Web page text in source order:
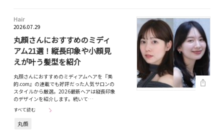
Hair
2026.07.29
丸顔さんにおすすめのミディ
アム21選！縦長印象や小顔見
えが叶う髪型を紹介
丸顔さんにおすすめのミディアムヘアを『美
的.com』の連載でも好評だった人気サロンの
スタイルから厳選。2026最新ヘアは縦長印象
のデザインを紹介します。続いて…
すべて読む
丸顔